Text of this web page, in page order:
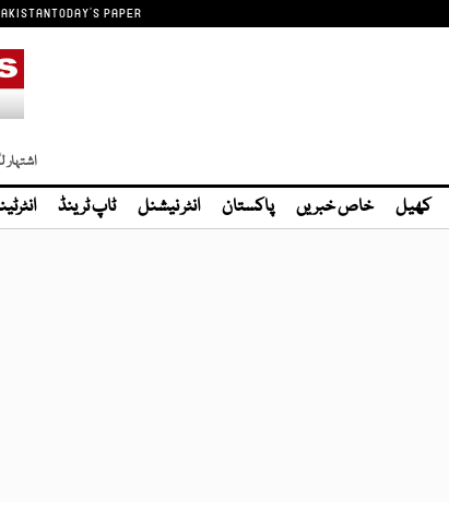
TODAY'S PAPER
اشتہار
کھیل خاص خبریں پاکستان انٹر نیشنل ٹاپ ٹرینڈ